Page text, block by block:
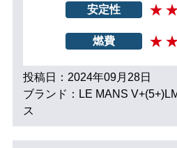
安定性
燃費
投稿日：2024年09月28日
ブランド：LE MANS
ス